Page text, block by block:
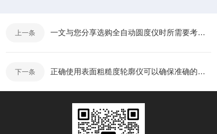
上一条 一文与您分享选购全自动圆度仪时所需要考虑的关键因素
下一条 正确使用表面粗糙度轮廓仪可以确保准确的测量结果